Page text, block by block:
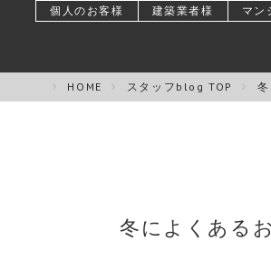
個人のお客様 建築業者様 マン
HOME スタッフblog TOP
冬によくある